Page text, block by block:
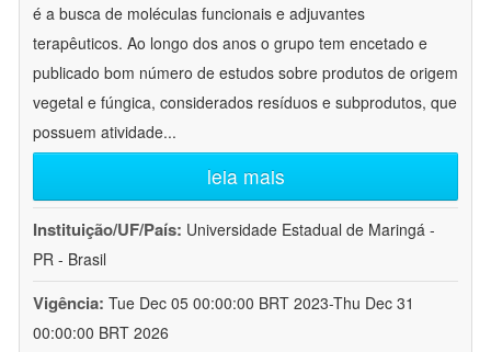
é a busca de moléculas funcionais e adjuvantes
terapêuticos. Ao longo dos anos o grupo tem encetado e
publicado bom número de estudos sobre produtos de origem
vegetal e fúngica, considerados resíduos e subprodutos, que
possuem atividade...
leia mais
Instituição/UF/País: Universidade Estadual de Maringá -
PR - Brasil
Vigência: Tue Dec 05 00:00:00 BRT 2023-Thu Dec 31
00:00:00 BRT 2026